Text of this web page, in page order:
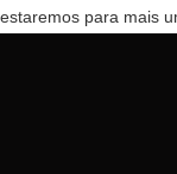
para mais